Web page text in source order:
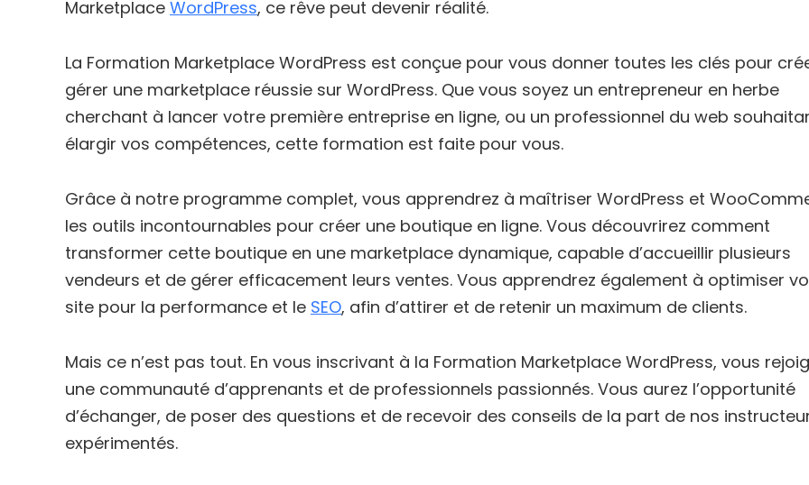
Marketplace WordPress, ce rêve peut devenir réalité.
La Formation Marketplace WordPress est conçue pour vous donner toutes les clés pour
gérer une marketplace réussie sur WordPress. Que vous soyez un entrepreneur en herbe
cherchant à lancer votre première entreprise en ligne, ou un professionnel du web
élargir vos compétences, cette formation est faite pour vous.
Grâce à notre programme complet, vous apprendrez à maîtriser WordPress et
les outils incontournables pour créer une boutique en ligne. Vous découvrirez comment
transformer cette boutique en une marketplace dynamique, capable d’accueillir plusieurs
vendeurs et de gérer efficacement leurs ventes. Vous apprendrez également à optimiser
site pour la performance et le SEO, afin d’attirer et de retenir un maximum de clients.
Mais ce n’est pas tout. En vous inscrivant à la Formation Marketplace WordPress, vous
une communauté d’apprenants et de professionnels passionnés. Vous aurez l’opportunité
d’échanger, de poser des questions et de recevoir des conseils de la part de nos
expérimentés.